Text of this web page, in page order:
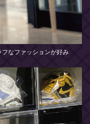
なファッションが好み